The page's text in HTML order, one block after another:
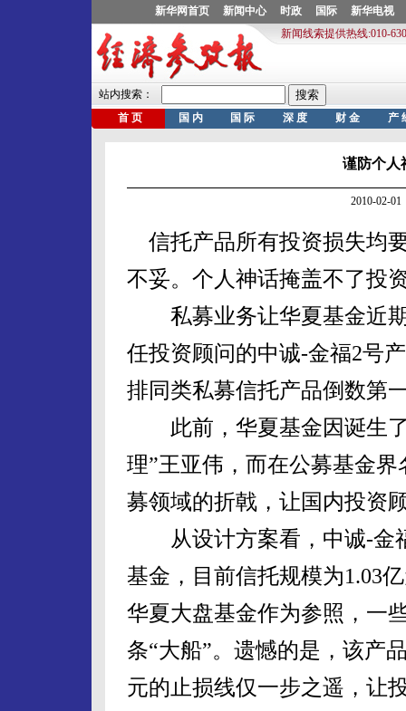
谨防个人
2010-02-
信托产品所有投资损失均
不妥。个人神话掩盖不了投
私募业务让华夏基金近期
任投资顾问的中诚-金福2号
排同类私募信托产品倒数第
此前，华夏基金因诞生了
理”王亚伟，而在公募基金
募领域的折戟，让国内投资
从设计方案看，中诚-金
基金，目前信托规模为1.03
华夏大盘基金作为参照，一
条“大船”。遗憾的是，该产
元的止损线仅一步之遥，让